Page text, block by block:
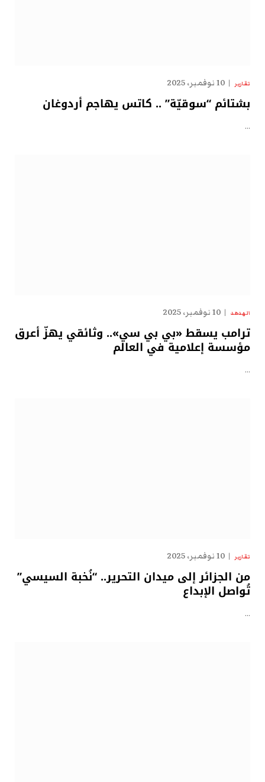
تقارير 10 نوفمبر، 2025
بشتائم “سوقيّة” .. كاتس يهاجم أردوغان
…
الهدهد 10 نوفمبر، 2025
ترامب يسقط «بي بي سي».. وثائقي يهزّ أعرق
مؤسسة إعلامية في العالم
…
تقارير 10 نوفمبر، 2025
من الجزائر إلى ميدان التحرير.. “نُخبة السيسي”
تُواصل الإبداع
…